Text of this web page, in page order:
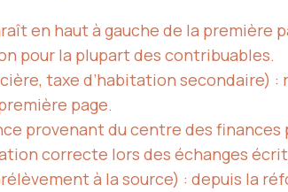
en haut à gauche de la première
pour la plupart des contribuables.
taxe d’habitation secondaire) :
page.
provenant du centre des
correcte lors des échanges
à la source) : depuis la